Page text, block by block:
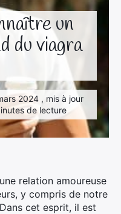
un
du viagra
2024 , mis à jour
de lecture
relation amoureuse
y compris de notre
cet esprit, il est